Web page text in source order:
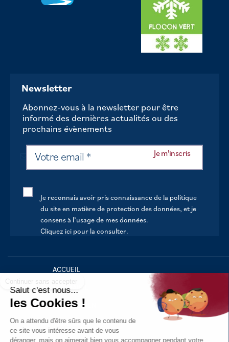
Newsletter
Abonnez-vous à la newsletter pour être
informé des dernières actualités ou des
prochains évènements
Je reconnais avoir pris connaissance de la politique
du site en matière de protection des données, et je
consens à l’usage de mes données.
Cliquez ici pour la consulter.
ACCUEIL
VOTRE MAIRIE
VOTRE QUOTIDIEN
AU FIL DE LA VIE
Salut c'est nous...
les Cookies !
On a attendu d'être sûrs que le contenu de
ce site vous intéresse avant de vous
déranger, mais on aimerait bien vous accompagner pendant votre